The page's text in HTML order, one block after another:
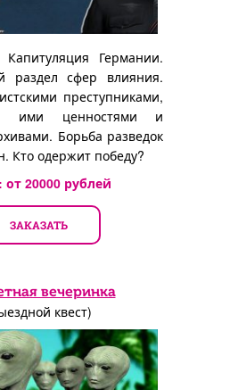
Германии.
раздел сфер влияния.
преступниками,
ими ценностями и
Борьба разведок
Кто одержит победу?
от 20000рублей
ЗАКАЗАТЬ
вечеринка
квест)